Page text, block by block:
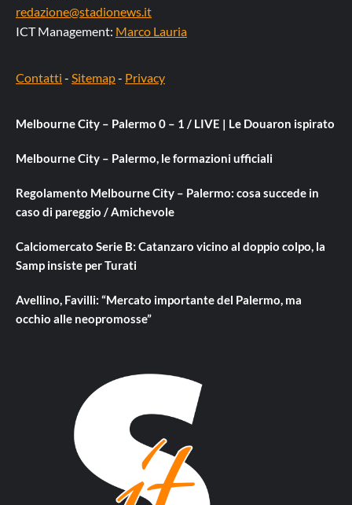
redazione@stadionews.it
ICT Management: Marco Lauria
Contatti - Sitemap- Privacy
Melbourne City – Palermo 0 – 1 / LIVE | Le Douaron ispirato
Melbourne City – Palermo, le formazioni ufficiali
Regolamento Melbourne City – Palermo: cosa succede in
caso di pareggio / Amichevole
Calciomercato Serie B: Catanzaro vicino al doppio colpo, la
Samp insiste per Turati
Avellino, Favilli: “Mercato importante del Palermo, ma
occhio alle neopromosse”